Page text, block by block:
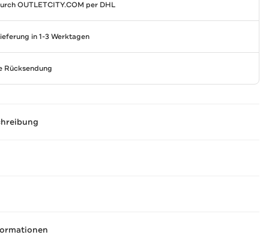
OUTLETCITY.COM per DHL
in 1-3 Werktagen
Rücksendung